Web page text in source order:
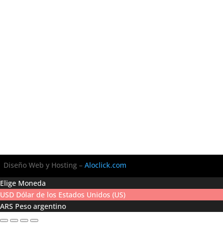
Diseño Web y Hosting – Aloclick.com
Elige Moneda
USD Dólar de los Estados Unidos (US)
ARS Peso argentino